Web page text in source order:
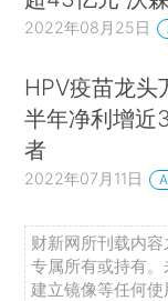
2022年08月25日
HPV疫苗龙头
半年净利增近
者
2022年07月11日
财新网所刊载内
专属所有或持有
建立镜像等任何使